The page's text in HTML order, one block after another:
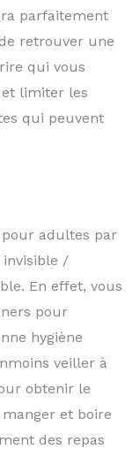
parfaitement
retrouver une
qui vous
limiter les
qui peuvent
pour adultes par
invisible /
En effet, vous
pour
hygiène
veiller à
obtenir le
et boire
des repas